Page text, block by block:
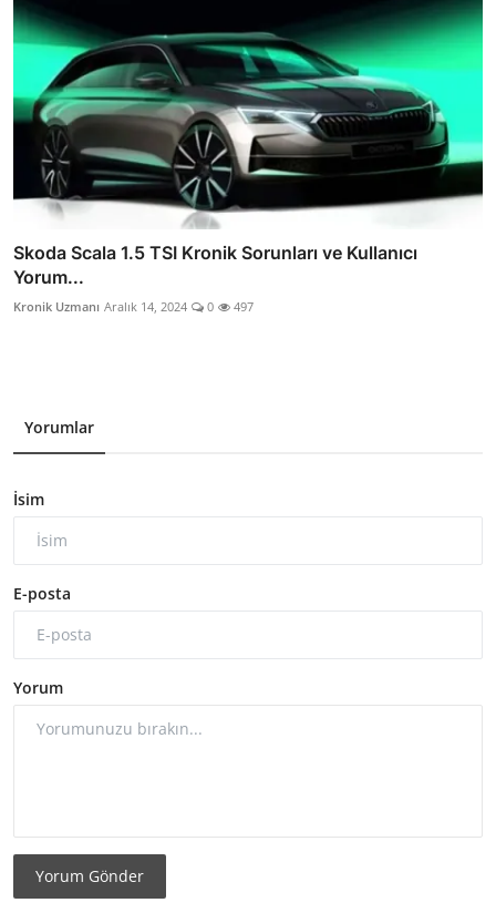
Skoda Scala 1.5 TSI Kronik Sorunları ve Kullanıcı
Yorum...
Kronik Uzmanı Aralık 14, 2024 0 497
Yorumlar
İsim
E-posta
Yorum
Yorum Gönder